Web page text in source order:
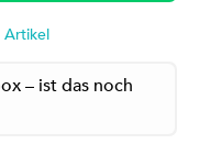
Artikel
– ist das noch